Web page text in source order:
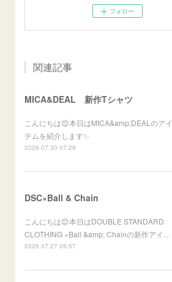
フォロー
関連記事
MICA&DEAL 新作Tシャツ
こんにちは😊本日はMICA&amp;DEALのアイ
テムを紹介します✨
2026.07.30 07:28
DSC×Ball & Chain
こんにちは😊本日はDOUBLE STANDARD
CLOTHING ×Ball &amp; Chainの新作アイ…
2026.07.27 09:57